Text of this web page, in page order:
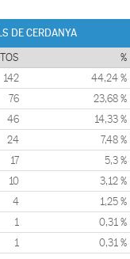
DE CERDANYA
%
142 44,24 %
76 23,68 %
46 14,33 %
24 7,48 %
17 5,3 %
10 3,12 %
4 1,25 %
1 0,31 %
1 0,31 %